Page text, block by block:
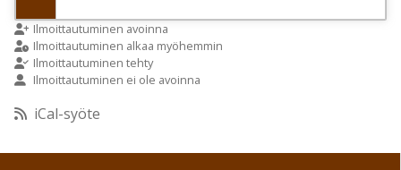
9:00
10:00
Ilmoittautuminen avoinna
Ilmoittautuminen alkaa myöhemmin
Ilmoittautuminen tehty
Ilmoittautuminen ei ole avoinna
iCal-syöte